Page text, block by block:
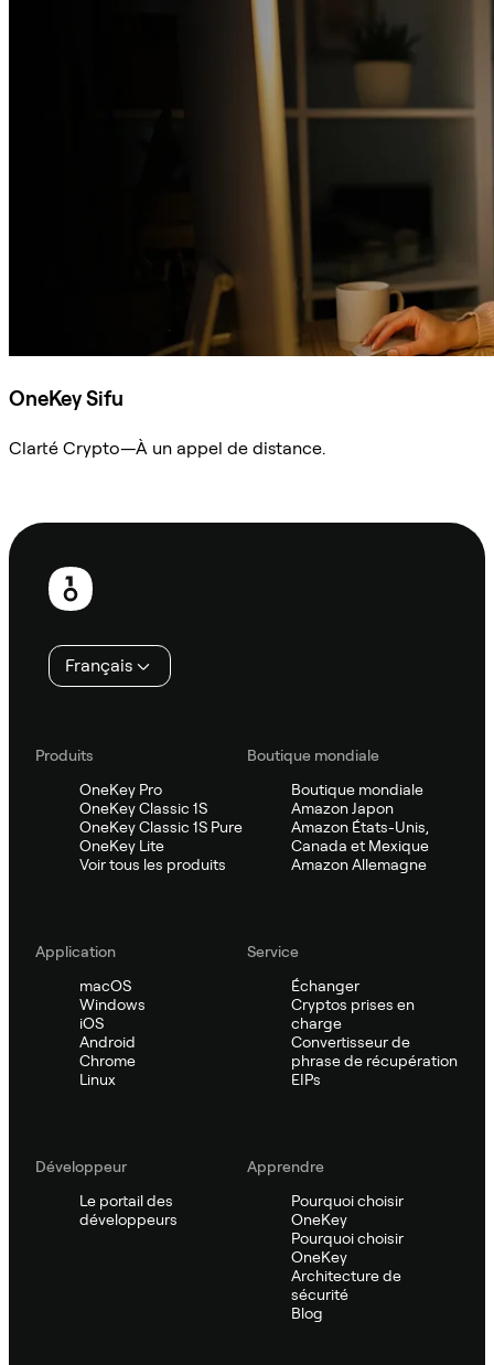
OneKey Sifu
Clarté Crypto—À un appel de distance.
Pied
page
Français
Produits
OneKey Pro
OneKey Classic 1S
OneKey Classic 1S Pure
OneKey Lite
Voir tous les produits
Boutique mondiale
Boutique mondiale
Amazon Japon
Amazon États-Unis,
Canada et Mexique
Amazon Allemagne
Application
macOS
Windows
iOS
Android
Chrome
Linux
Service
Échanger
Cryptos prises en
charge
Convertisseur de
phrase de récupération
EIPs
Développeur
Le portail des
développeurs
Apprendre
Pourquoi choisir
OneKey
Pourquoi choisir
OneKey
Architecture de
sécurité
Blog